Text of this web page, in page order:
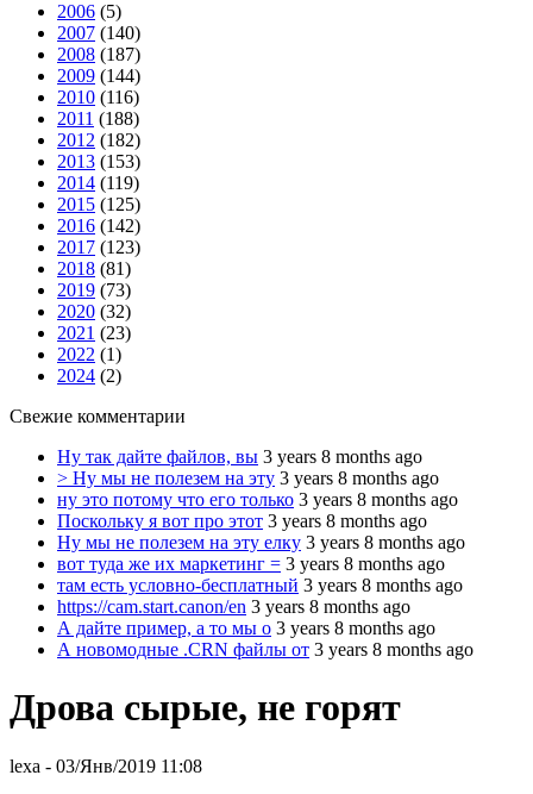
2006 (5)
2007 (140)
2008 (187)
2009 (144)
2010 (116)
2011 (188)
2012 (182)
2013 (153)
2014 (119)
2015 (125)
2016 (142)
2017 (123)
2018 (81)
2019 (73)
2020 (32)
2021 (23)
2022 (1)
2024 (2)
Свежие комментарии
Ну так дайте файлов, вы 3 years 8 months ago
> Ну мы не полезем на эту 3 years 8 months ago
ну это потому что его только 3 years 8 months ago
Поскольку я вот про этот 3 years 8 months ago
Ну мы не полезем на эту елку 3 years 8 months ago
вот туда же их маркетинг = 3 years 8 months ago
там есть условно-бесплатный 3 years 8 months ago
https://cam.start.canon/en 3 years 8 months ago
А дайте пример, а то мы о 3 years 8 months ago
А новомодные .CRN файлы от 3 years 8 months ago
Дрова сырые, не горят
lexa - 03/Янв/2019 11:08